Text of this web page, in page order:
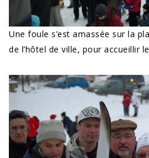
Une foule s’est amassée sur la
de l’hôtel de ville, pour accueillir